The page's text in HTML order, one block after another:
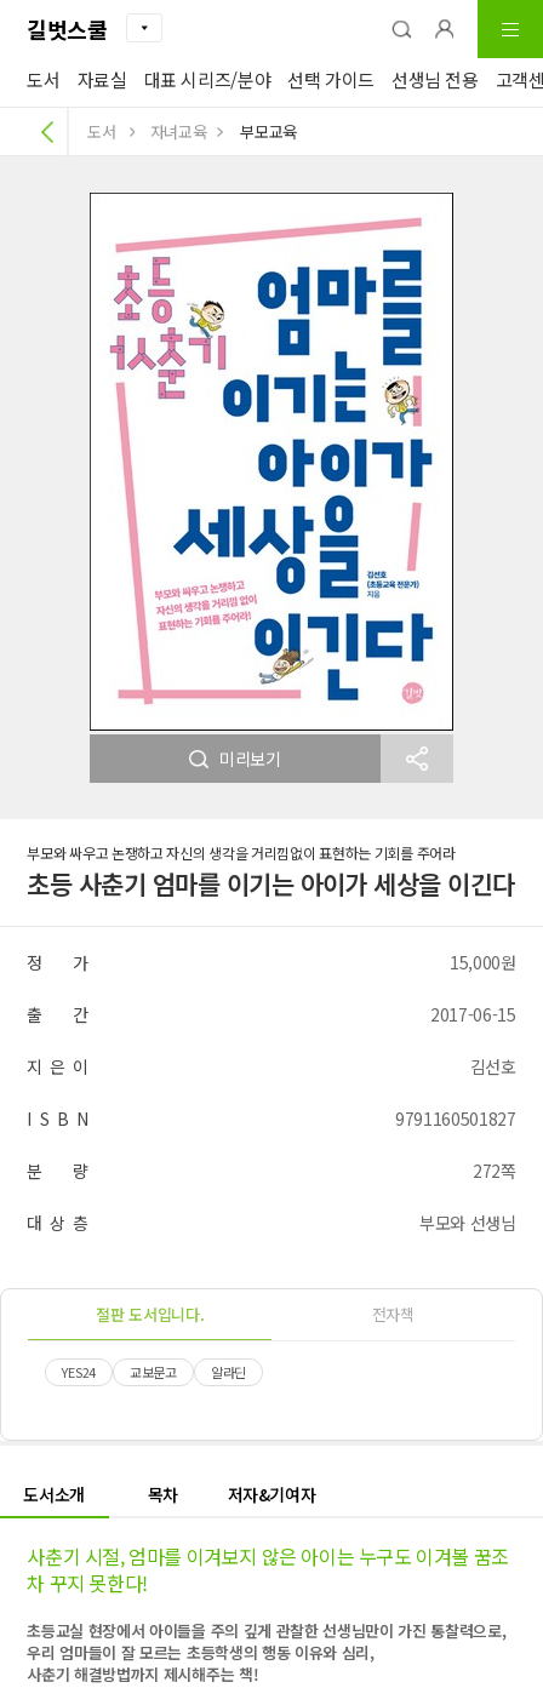
길벗스쿨
도서 자료실 대표 시리즈/분야 선택 가이드 선생님 전용 고객
도서 자녀교육 부모교육
미리보기
부모와 싸우고 논쟁하고 자신의 생각을 거리낌없이 표현하는 기회를 주어라
초등 사춘기 엄마를 이기는 아이가 세상을 이긴다
정 가 15,000원
출 간 2017-06-15
지 은 이 김선호
I S B N 9791160501827
분 량 272쪽
대 상 층 부모와 선생님
절판 도서입니다. 전자책
YES24 교보문고 알라딘
도서소개 목차 저자&기여자
사춘기 시절, 엄마를 이겨보지 않은 아이는 누구도 이겨볼 꿈조
차 꾸지 못한다!
초등교실 현장에서 아이들을 주의 깊게 관찰한 선생님만이 가진 통찰력으로,
우리 엄마들이 잘 모르는 초등학생의 행동 이유와 심리,
사춘기 해결방법까지 제시해주는 책!